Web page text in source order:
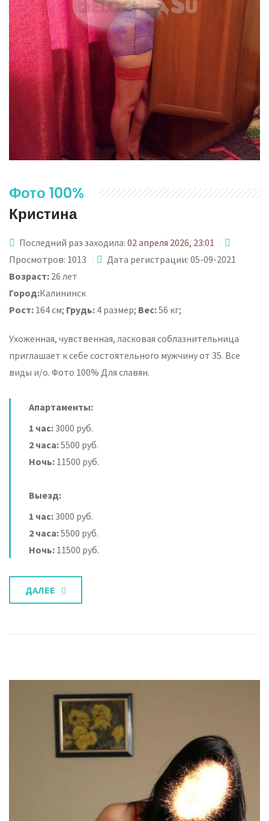
Фото 100%
Кристина
Последний раз заходила: 02 апреля 2026, 23:01
Просмотров: 1013
Дата регистрации: 05-09-2021
Возраст: 26 лет
Город:Калининск
Рост: 164 см; Грудь: 4 размер; Вес:56 кг;
Ухоженная, чувственная, ласковая соблазнительница
приглашает к себе состоятельного мужчину от 35. Все
виды и/о. Фото 100% Для славян.
Апартаменты:
1 час:3000 руб.
2 часа:5500 руб.
Ночь: 11500 руб.
Выезд:
1 час:3000 руб.
2 часа:5500 руб.
Ночь: 11500 руб.
ДАЛЕЕ